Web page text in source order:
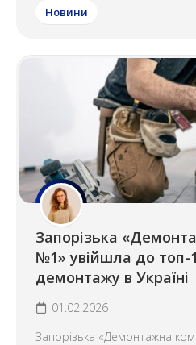
Новини
Запорізька
№1» увійшла до топ-
демонтажу в Україні
01.02.2026
Запорізька «Демонтажна